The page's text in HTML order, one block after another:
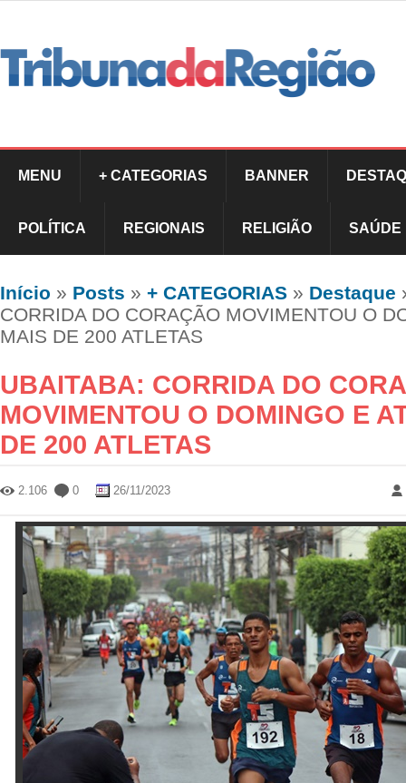
MENU + CATEGORIAS BANNER
POLÍTICA REGIONAIS RELIGIÃO SAÚDE
Início » Posts » + CATEGORIAS » Destaque
CORRIDA DO CORAÇÃO MOVIMENTOU O
MAIS DE 200 ATLETAS
UBAITABA: CORRIDA DO
MOVIMENTOU O DOMINGO E
DE 200 ATLETAS
2.106 0 26/11/2023